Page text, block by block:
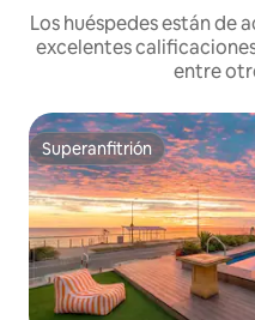
Los huéspedes están de
excelentes
entre
Superanfitrión
Superanfitrión